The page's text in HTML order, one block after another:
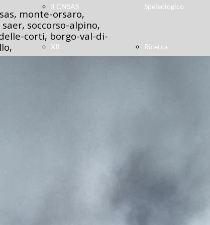
Il CNSAS
XII
Speleologico
Ricerca
monte-orsaro,
soccorso-alpino,
corti, borgo-val-di-